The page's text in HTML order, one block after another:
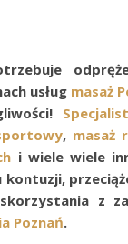
usługmasaż
, masaż
i wiele wiele
kontuzji,
z
Poznań.